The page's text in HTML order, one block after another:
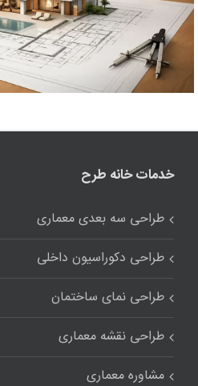
خدمات خانه طرح
طراحی سه بعدی معماری
طراحی دکوراسیون داخلی
طراحی نمای ساختمان
طراحی نقشه معماری
مشاوره معماری